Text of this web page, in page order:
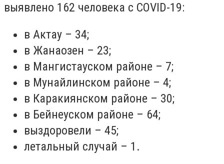
выявлено 162 человека с COVID-19:
в Актау – 34;
в Жанаозен – 23;
в Мангистауском районе – 7;
в Мунайлинском районе – 4;
в Каракиянском районе – 30;
в Бейнеуском районе – 64;
выздоровели – 45;
летальный случай – 1.